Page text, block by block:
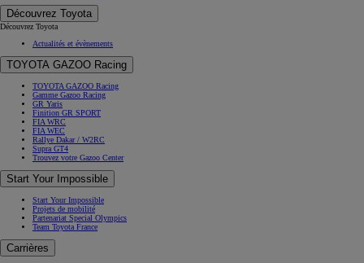
Découvrez Toyota
Découvrez Toyota
Actualités et évènements
TOYOTA GAZOO Racing
TOYOTA GAZOO Racing
Gamme Gazoo Racing
GR Yaris
Finition GR SPORT
FIA WRC
FIA WEC
Rallye Dakar / W2RC
Supra GT4
Trouvez votre Gazoo Center
Start Your Impossible
Start Your Impossible
Projets de mobilité
Partenariat Special Olympics
Team Toyota France
Carrières